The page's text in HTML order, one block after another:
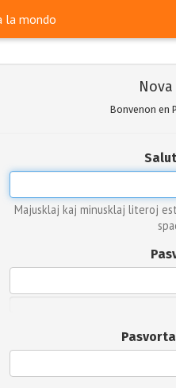
la mondo
Bonvenon en
Majusklaj kaj minusklaj literoj